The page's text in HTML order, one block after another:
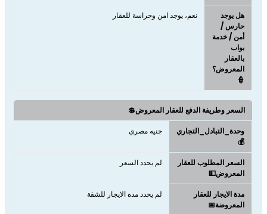
هل يوجد
حارس /
أمن / خدمة
بواب
بالعقار
المعروض؟
👮
نعم، يوجد امن وحراسة للعقار
السعر وطريفة الدفع للعقار المعروض💲
وحدة_التبادل_التجاري
💰
جنيه مصري
السعر المطلوب للعقار
المعروض💵
لم يحدد السعر
مدة الايجار للعقار
المعروضة📅
لم يحدد مده الايجار للشقة